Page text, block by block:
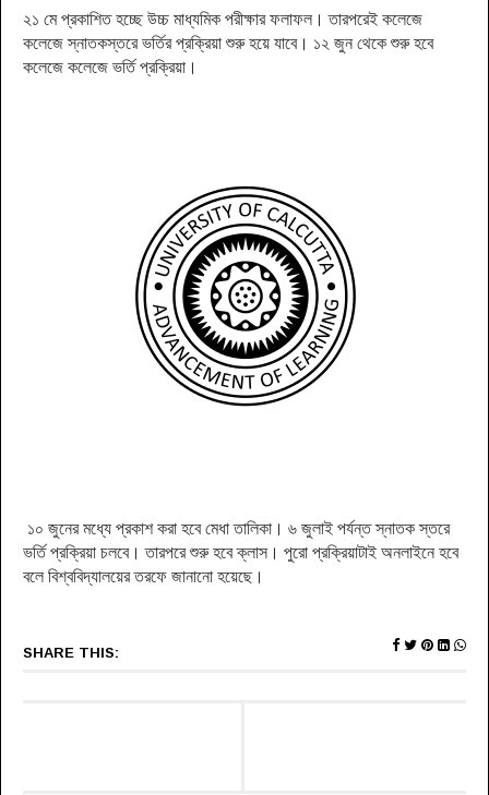
২১ মে প্রকাশিত হচ্ছে উচ্চ মাধ্যমিক পরীক্ষার ফলাফল। তারপরেই কলেজে
কলেজে স্নাতকস্তরে ভর্তির প্রক্রিয়া শুরু হয়ে যাবে। ১২ জুন থেকে শুরু হবে
কলেজে কলেজে ভর্তি প্রক্রিয়া।
১০ জুনের মধ্যে প্রকাশ করা হবে মেধা তালিকা। ৬ জুলাই পর্যন্ত স্নাতক স্তরে
ভর্তি প্রক্রিয়া চলবে। তারপরে শুরু হবে ক্লাস। পুরো প্রক্রিয়াটাই অনলাইনে হবে
বলে বিশ্ববিদ্যালয়ের তরফে জানানো হয়েছে।
SHARE THIS: